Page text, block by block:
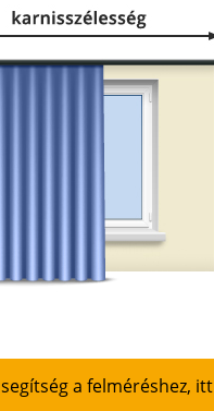
a felméréshez, itt